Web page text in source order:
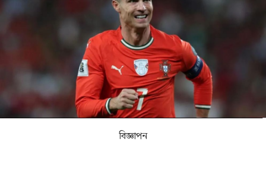
বিজ্ঞাপন